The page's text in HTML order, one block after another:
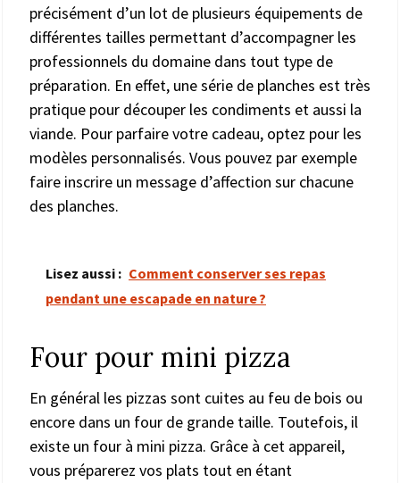
précisément d’un lot de plusieurs équipements de
différentes tailles permettant d’accompagner les
professionnels du domaine dans tout type de
préparation. En effet, une série de planches est très
pratique pour découper les condiments et aussi la
viande. Pour parfaire votre cadeau, optez pour les
modèles personnalisés. Vous pouvez par exemple
faire inscrire un message d’affection sur chacune
des planches.
Lisez aussi : Comment conserver ses repas
pendant une escapade en nature ?
Four pour mini pizza
En général les pizzas sont cuites au feu de bois ou
encore dans un four de grande taille. Toutefois, il
existe un four à mini pizza. Grâce à cet appareil,
vous préparerez vos plats tout en étant